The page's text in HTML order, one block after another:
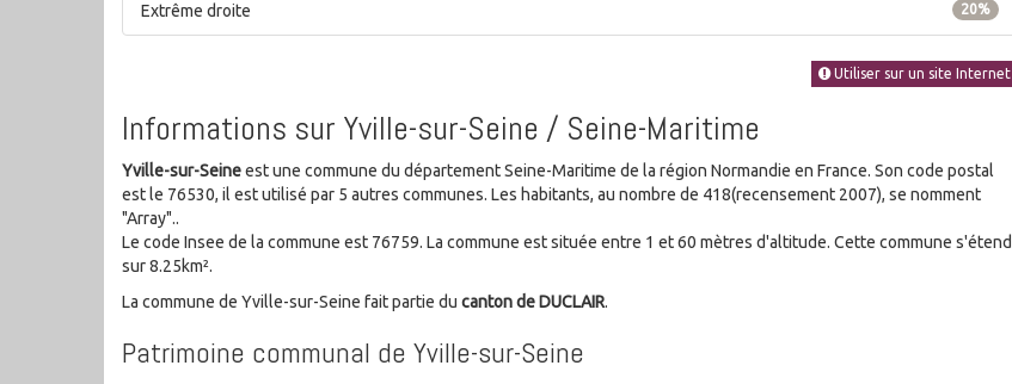
20%
Extrême droite
Utiliser sur un site Internet
Informations sur Yville-sur-Seine / Seine-Maritime
Yville-sur-Seineest une commune du département Seine-Maritime de la région Normandie en France. Son code postal
est le 76530, il est utilisé par 5 autres communes. Les habitants, au nombre de 418(recensement 2007), se nomment
"Array"..
Le code Insee de la commune est 76759. La commune est située entre 1 et 60 mètres d'altitude. Cette commune s'étend
sur 8.25km².
La commune de Yville-sur-Seine fait partie du canton de DUCLAIR.
Patrimoine communal de Yville-sur-Seine